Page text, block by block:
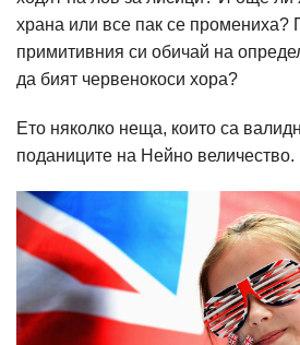
храна или все пак се промениха?
примитивния си обичай на
да бият червенокоси хора?
Ето няколко неща, които са
поданиците на Нейно величество.